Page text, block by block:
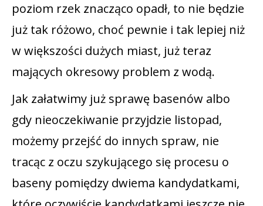
poziom rzek znacząco opadł, to nie będzie
już tak różowo, choć pewnie i tak lepiej niż
w większości dużych miast, już teraz
mających okresowy problem z wodą.
Jak załatwimy już sprawę basenów albo
gdy nieoczekiwanie przyjdzie listopad,
możemy przejść do innych spraw, nie
tracąc z oczu szykującego się procesu o
baseny pomiędzy dwiema kandydatkami,